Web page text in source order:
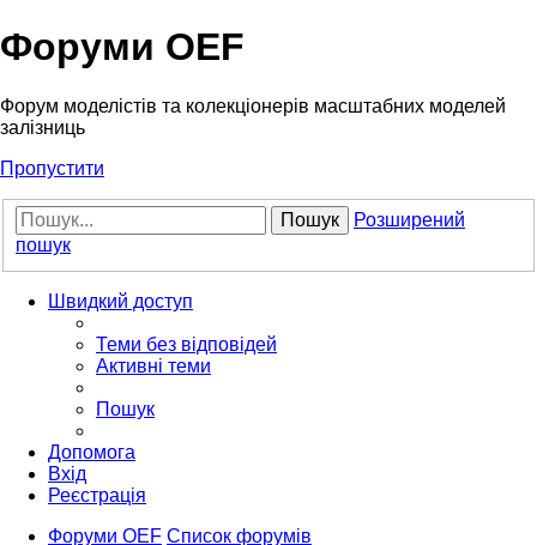
Форуми OEF
Форум моделістів та колекціонерів масштабних моделей
залізниць
Пропустити
Пошук
Розширений
пошук
Швидкий доступ
Теми без відповідей
Активні теми
Пошук
Допомога
Вхід
Реєстрація
Форуми OEF Список форумів